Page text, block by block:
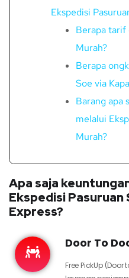
Ekspedisi
Berapa tarif
Murah?
Berapa
Soe via
Barang apa
melalui
Murah?
Apa saja
Ekspedisi Pasuruan
Express?
Door To
Free PickUp